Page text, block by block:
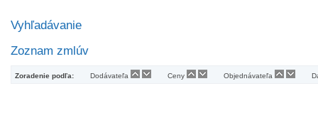
Vyhľadávanie
Zoznam zmlúv
Zoradenie podľa: Dodávateľa Ceny Objednávateľa